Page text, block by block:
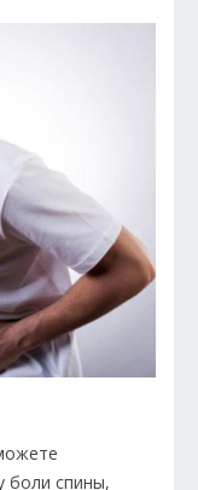
боли спины,